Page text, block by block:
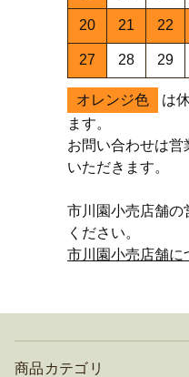
20 21 22
27 28 29
オレンジ色
は
ます。
お問い合わせは営
いただきます。
市川園小売店舗の
ください。
市川園小売店舗に
商品カテゴリ